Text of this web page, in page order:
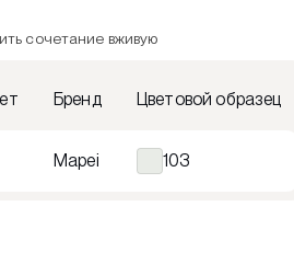
сочетание вживую
Бренд Цветовой образец
Mapei 103